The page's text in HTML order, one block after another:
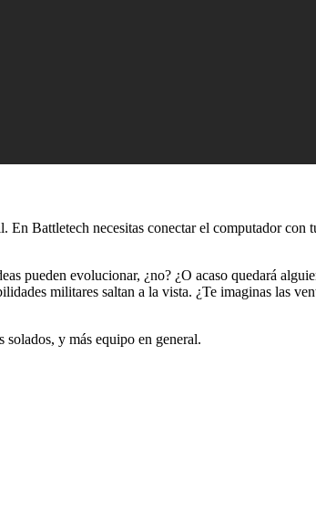
En Battletech necesitas conectar el computador con
pueden evolucionar, ¿no? ¿O acaso quedará
militares saltan a la vista. ¿Te imaginas las
solados, y más equipo en general.